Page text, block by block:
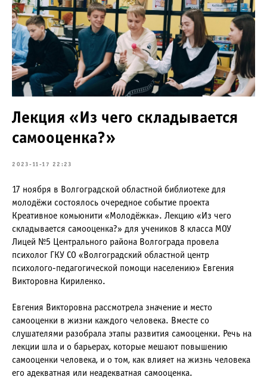
Лекция «Из чего складывается
самооценка?»
2023-11-17 22:23
17 ноября в Волгоградской областной библиотеке для
молодёжи состоялось очередное событие проекта
Креативное комьюнити «Молодёжка». Лекцию «Из чего
складывается самооценка?» для учеников 8 класса МОУ
Лицей №5 Центрального района Волгограда провела
психолог ГКУ СО «Волгоградский областной центр
психолого-педагогической помощи населению» Евгения
Викторовна Кириленко.
Евгения Викторовна рассмотрела значение и место
самооценки в жизни каждого человека. Вместе со
слушателями разобрала этапы развития самооценки. Речь на
лекции шла и о барьерах, которые мешают повышению
самооценки человека, и о том, как влияет на жизнь человека
его адекватная или неадекватная самооценка.